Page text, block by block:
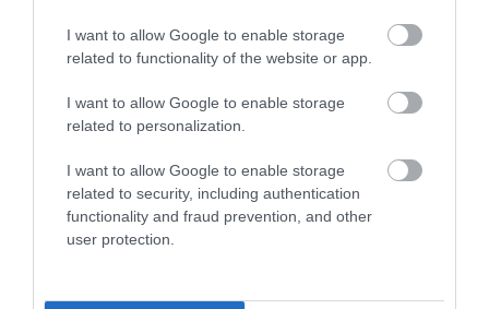
I want to allow Google to enable storage
related to functionality of the website or app.
I want to allow Google to enable storage
related to personalization.
I want to allow Google to enable storage
related to security, including authentication
functionality and fraud prevention, and other
user protection.
Ahhoz pedig, hogy dolgozóink a cég arcai is
legyenek, a legjobb, ha logózzuk a munkaruhát.
logót is - előbbi tartósabb, igényesebb. Az, hogy
melyiket választjuk, múlik azon is, hogy mennyire
nagyban szeretnénk a logót feltüntetni, és hogy hol.
A legfontosabb azonban, hogy ne feledjük - a
túlméretezett logó akár visszás benyomást is
kelthet a dolgozókban és a vásárlókban,